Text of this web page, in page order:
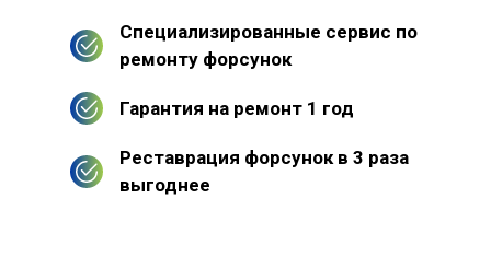
Специализированные сервис по
ремонту форсунок
Гарантия на ремонт 1 год
Реставрация форсунок в 3 раза
выгоднее